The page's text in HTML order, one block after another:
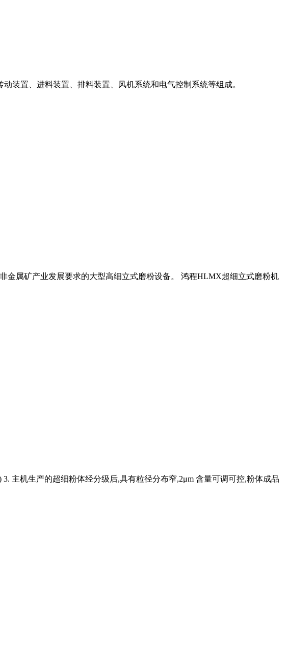
装置、进料装置、排料装置、风机系统和电气控制系统等组成。
属矿产业发展要求的大型高细立式磨粉设备。 鸿程HLMX超细立式磨粉机
主机生产的超细粉体经分级后,具有粒径分布窄,2μm 含量可调可控,粉体成品